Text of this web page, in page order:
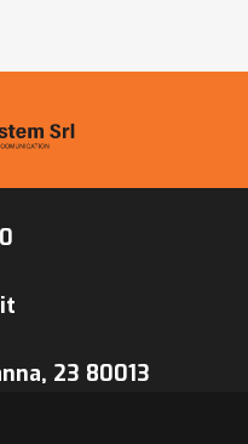
23 80013